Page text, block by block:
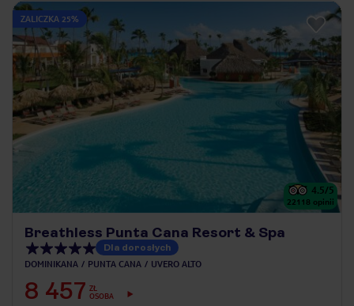
ZALICZKA 25%
4.5/5
22118 opinii
Breathless Punta Cana Resort & Spa
Dla dorosłych
DOMINIKANA PUNTA CANA UVERO ALTO
8 457 ZŁ
OSOBA